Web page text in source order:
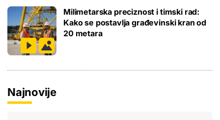
Milimetarska preciznost i timski rad:
Kako se postavlja građevinski kran od
20 metara
Najnovije